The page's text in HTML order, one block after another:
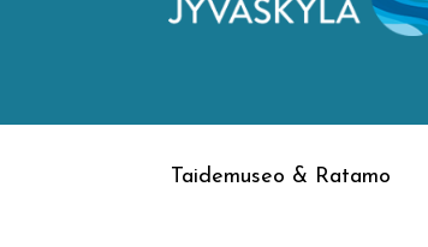
Siirry
Siirry
Taidemuseo & Ratamo